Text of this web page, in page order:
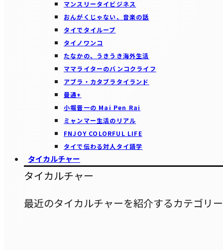
マンスリータイビジネス
おんがくじゃない、音楽の話
タイでタイループ
タイノワンコ
たなかの、うきうき海外生活
ママライターのバンコクライフ
アブラ・カタブラタイランド
曼通+
小堀晋一の Mai Pen Rai
ミャンマー生活のリアル
FNJOY COLORFUL LIFE
タイで伝わる対人タイ語学
タイカルチャー
タイカルチャー
最近のタイカルチャーを紹介するカテゴリ